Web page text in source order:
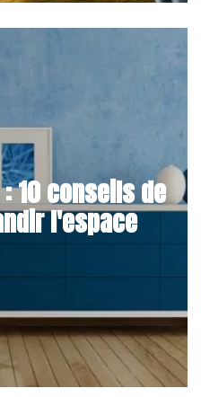
10 conseils de
l'espace